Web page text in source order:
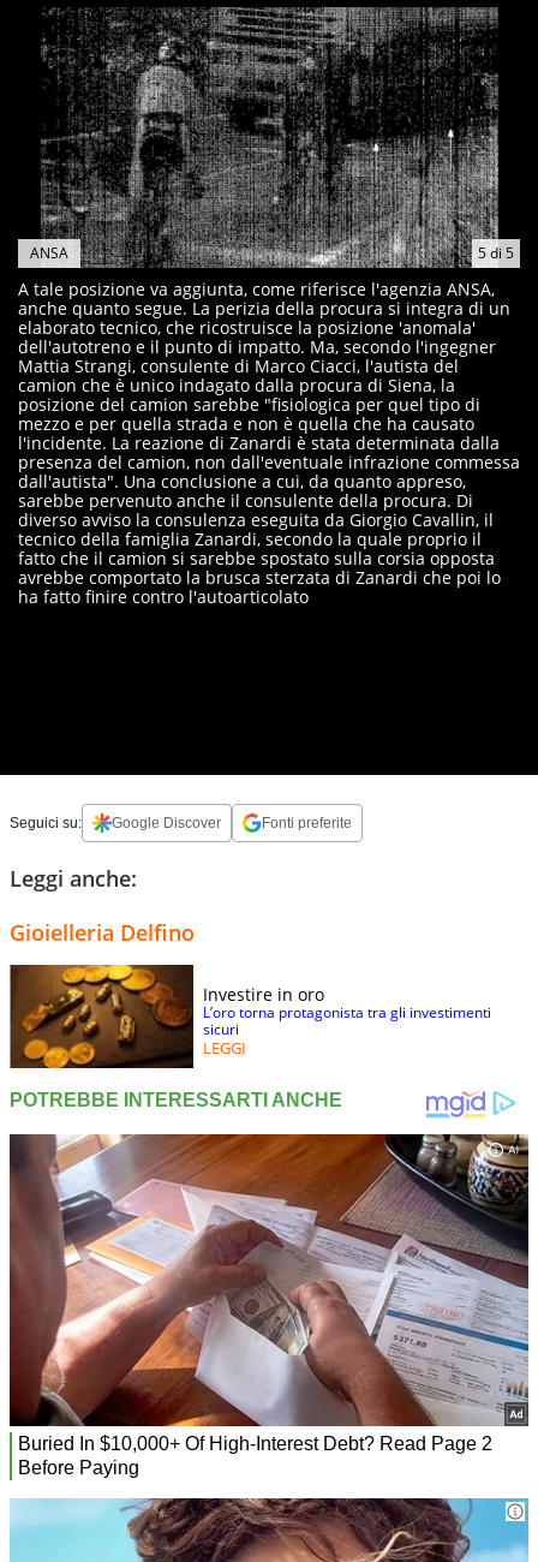
5di 5
ANSA
A tale posizione va aggiunta, come riferisce l'agenzia ANSA,
anche quanto segue. La perizia della procura si integra di un
elaborato tecnico, che ricostruisce la posizione 'anomala'
dell'autotreno e il punto di impatto. Ma, secondo l'ingegner
Mattia Strangi, consulente di Marco Ciacci, l'autista del
camion che è unico indagato dalla procura di Siena, la
posizione del camion sarebbe "fisiologica per quel tipo di
mezzo e per quella strada e non è quella che ha causato
l'incidente. La reazione di Zanardi è stata determinata dalla
presenza del camion, non dall'eventuale infrazione commessa
dall'autista". Una conclusione a cui, da quanto appreso,
sarebbe pervenuto anche il consulente della procura. Di
diverso avviso la consulenza eseguita da Giorgio Cavallin, il
tecnico della famiglia Zanardi, secondo la quale proprio il
fatto che il camion si sarebbe spostato sulla corsia opposta
avrebbe comportato la brusca sterzata di Zanardi che poi lo
ha fatto finire contro l'autoarticolato
Seguici su: Google Discover Fonti preferite
Leggi anche:
Gioielleria Delfino
Investire in oro
L’oro torna protagonista tra gli investimenti
sicuri
LEGGI